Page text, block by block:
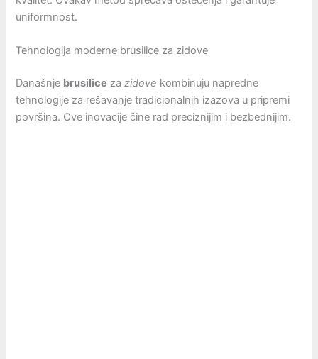
uniformnost.
Tehnologija moderne brusilice za zidove
Današnje brusilice zazidove kombinuju napredne
tehnologije za rešavanje tradicionalnih izazova u pripremi
površina. Ove inovacije čine rad preciznijim i bezbednijim.